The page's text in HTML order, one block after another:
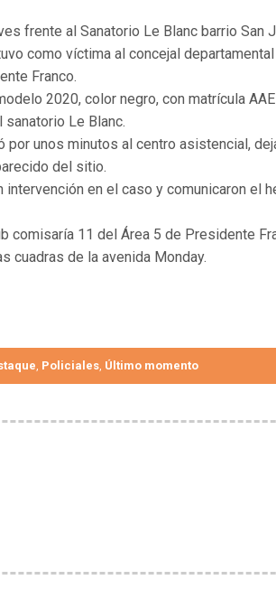
frente al Sanatorio Le Blanc barrio San
como víctima al concejal
Franco.
2020, color negro, con matrícula
Le Blanc.
unos minutos al centro asistencial,
del sitio.
en el caso y comunicaron el
comisaría 11 del Área 5 de Presidente
cuadras de la avenida Monday.
, Policiales, Último momento